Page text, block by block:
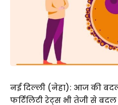
नई दिल्ली (नेहा): आज की
फर्टिलिटी रेट्स भी तेजी से